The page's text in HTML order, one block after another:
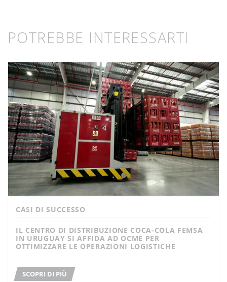
POTREBBE INTERESSARTI
CASI DI SUCCESSO
IL CENTRO DI DISTRIBUZIONE COCA-COLA FEMSA
IN URUGUAY SI AFFIDA AD OCME PER
OTTIMIZZARE LE OPERAZIONI LOGISTICHE
SCOPRI DI PIÙ